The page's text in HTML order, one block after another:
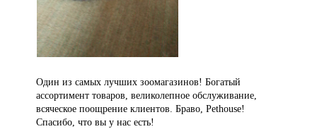
Один из самых лучших зоомагазинов! Богатый
ассортимент товаров, великолепное обслуживание,
всяческое поощрение клиентов. Браво, Pethouse!
Спасибо, что вы у нас есть!